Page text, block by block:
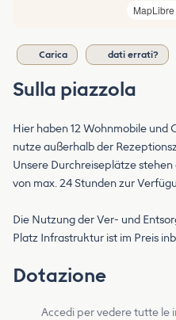
MapLibre
Carica dati errati?
Sulla piazzola
Hier haben 12 Wohnmobile und
nutze außerhalb der
Unsere Durchreiseplätze
von max. 24 Stunden zur
Die Nutzung der Ver- und
Platz Infrastruktur ist im Preis
Dotazione
Accedi per vedere tutte le